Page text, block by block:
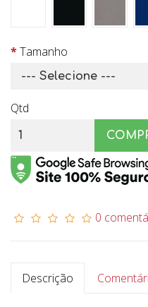
Tamanho
Qtd
0
Descrição